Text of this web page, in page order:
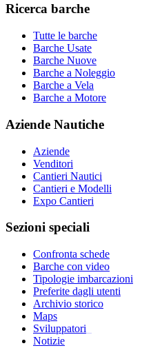
Ricerca barche
Tutte le barche
Barche Usate
Barche Nuove
Barche a Noleggio
Barche a Vela
Barche a Motore
Aziende Nautiche
Aziende
Venditori
Cantieri Nautici
Cantieri e Modelli
Expo Cantieri
Sezioni speciali
Confronta schede
Barche con video
Tipologie imbarcazioni
Preferite dagli utenti
Archivio storico
Maps
Sviluppatori
Notizie